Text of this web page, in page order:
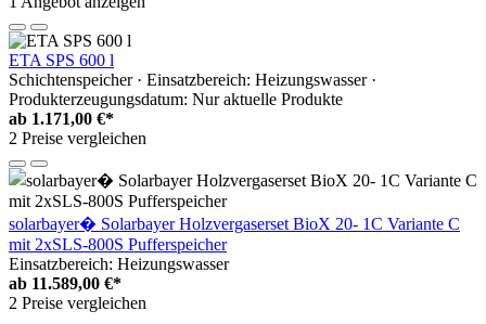
ETA SPS 600 l
Schichtenspeicher · Einsatzbereich: Heizungswasser ·
Produkterzeugungsdatum: Nur aktuelle Produkte
ab 1.171,00 €*
2 Preise vergleichen
solarbayer� Solarbayer Holzvergaserset BioX 20- 1C Variante C
mit 2xSLS-800S Pufferspeicher
Einsatzbereich: Heizungswasser
ab 11.589,00 €*
2 Preise vergleichen